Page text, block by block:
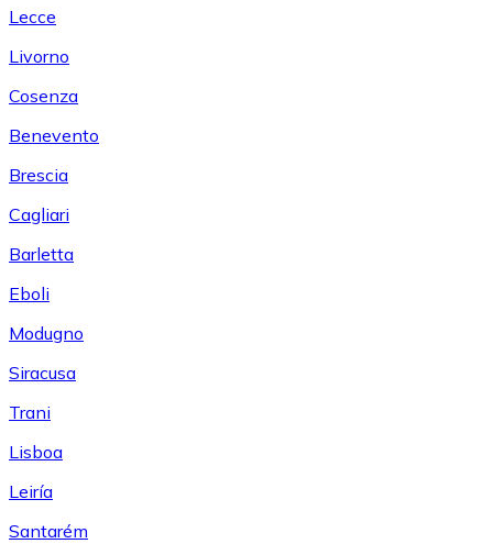
Lecce
Livorno
Cosenza
Benevento
Brescia
Cagliari
Barletta
Eboli
Modugno
Siracusa
Trani
Lisboa
Leiría
Santarém